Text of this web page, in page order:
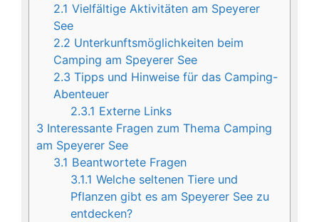
2.1 Vielfältige Aktivitäten am Speyerer
See
2.2 Unterkunftsmöglichkeiten beim
Camping am Speyerer See
2.3 Tipps und Hinweise für das Camping-
Abenteuer
2.3.1 Externe Links
3 Interessante Fragen zum Thema Camping
am Speyerer See
3.1 Beantwortete Fragen
3.1.1 Welche seltenen Tiere und
Pflanzen gibt es am Speyerer See zu
entdecken?